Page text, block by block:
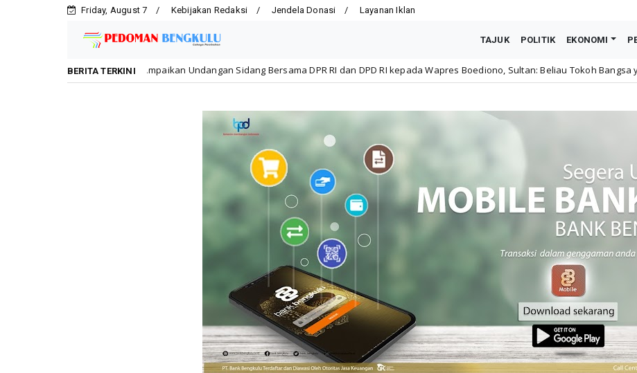
Friday, August 7 Kebijakan Redaksi Jendela Donasi Layanan Iklan
TAJUK POLITIK EKONOMI
BERITA TERKINI
Sampaikan Undangan Sidang Bersama DPR RI dan DPD RI kepada Wapres Boediono, Sultan: Beliau Tokoh Bangsa yang Meneduhkan